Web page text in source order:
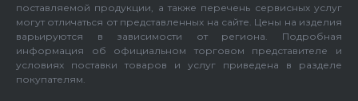
поставляемой продукции, а также перечень сервисных услуг
могут отличаться от представленных на сайте. Цены на изделия
варьируются в зависимости от региона. Подробная
информация об официальном торговом представителе и
условиях поставки товаров и услуг приведена в разделе
покупателям.